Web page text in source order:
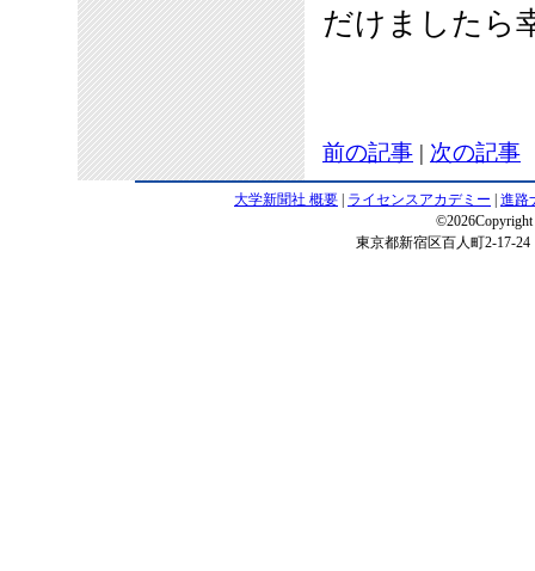
だけましたら
前の記事 | 次の記事
大学新聞社 概要 ライセンスアカデミー
進路
©2026Copyright
東京都新宿区百人町2-17-